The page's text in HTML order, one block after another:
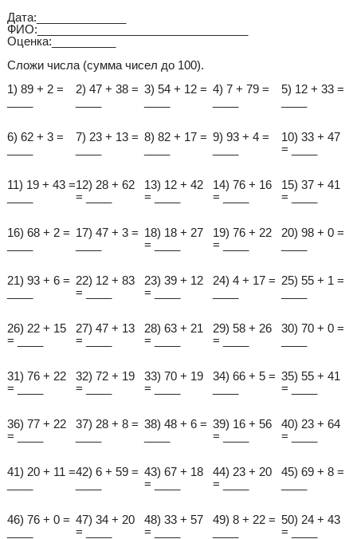
Дата:______________
ФИО:_________________________________
Оценка:__________
Сложи числа (сумма чисел до 100).
1) 89 + 2 =
2) 47 + 38 = 3) 54 + 12 = 4) 7 + 79 =
5) 12 + 33 =
6) 62 + 3 =
7) 23 + 13 = 8) 82 + 17 = 9) 93 + 4 =
10) 33 + 47
= ____
11) 19 + 43 =12) 28 + 62
= ____
13) 12 + 42
= ____
14) 76 + 16
= ____
15) 37 + 41
= ____
16) 68 + 2 = 17) 47 + 3 = 18) 18 + 27
= ____
19) 76 + 22
= ____
20) 98 + 0 =
21) 93 + 6 = 22) 12 + 83
= ____
23) 39 + 12
= ____
24) 4 + 17 = 25) 55 + 1 =
26) 22 + 15
= ____
27) 47 + 13
= ____
28) 63 + 21
= ____
29) 58 + 26
= ____
30) 70 + 0 =
31) 76 + 22
= ____
32) 72 + 19
= ____
33) 70 + 19
= ____
34) 66 + 5 = 35) 55 + 41
= ____
36) 77 + 22
= ____
37) 28 + 8 = 38) 48 + 6 = 39) 16 + 56
= ____
40) 23 + 64
= ____
41) 20 + 11 =42) 6 + 59 = 43) 67 + 18
= ____
44) 23 + 20
= ____
45) 69 + 8 =
46) 76 + 0 = 47) 34 + 20
= ____
48) 33 + 57
= ____
49) 8 + 22 = 50) 24 + 43
= ____